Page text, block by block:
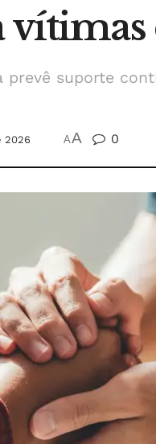
prevê suporte
2026 AA 0